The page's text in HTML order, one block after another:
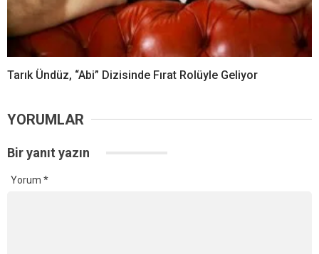
Tarık Ündüz, “Abi” Dizisinde Fırat Rolüyle Geliyor
YORUMLAR
Bir yanıt yazın
Yorum *